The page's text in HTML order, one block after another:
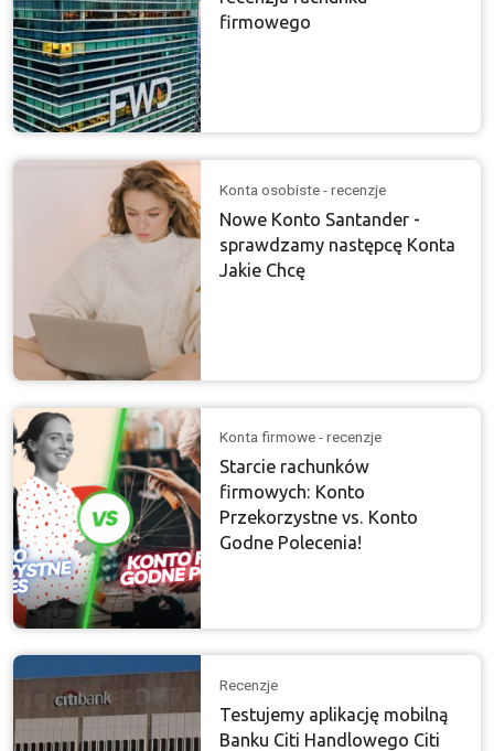
firmowego
Konta osobiste - recenzje
Nowe Konto Santander -
sprawdzamy następcę Konta
Jakie Chcę
Konta firmowe - recenzje
Starcie rachunków
firmowych: Konto
Przekorzystne vs. Konto
Godne Polecenia!
Recenzje
Testujemy aplikację mobilną
Banku Citi Handlowego Citi